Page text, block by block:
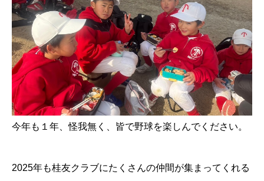
今年も１年、怪我無く、皆で野球を楽しんでください。
2025年も桂友クラブにたくさんの仲間が集まってくれる